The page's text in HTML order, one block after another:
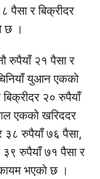
पैसा र बिक्रीदर
छ ।
रुपैयाँ २१ पैसा र
युआन एकको
२० रुपैयाँ
एकको खरिददर
३८ रुपैयाँ ७६ पैसा,
३९ रुपैयाँ ७१ पैसा र
भएको छ ।